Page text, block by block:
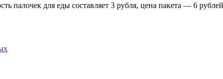
палочек для еды составляет 3 рубля, цена пакета — 6